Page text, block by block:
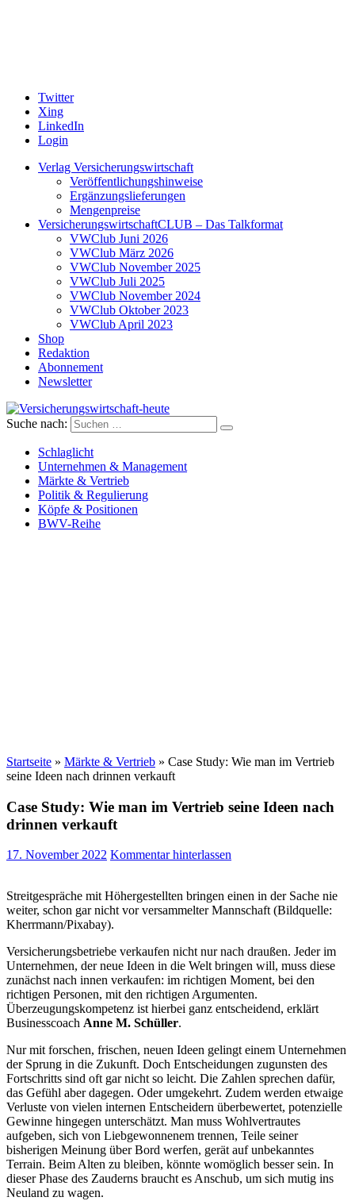
Twitter
Xing
LinkedIn
Login
Verlag Versicherungswirtschaft
Veröffentlichungshinweise
Ergänzungslieferungen
Mengenpreise
VersicherungswirtschaftCLUB – Das Talkformat
VWClub Juni 2026
VWClub März 2026
VWClub November 2025
VWClub Juli 2025
VWClub November 2024
VWClub Oktober 2023
VWClub April 2023
Shop
Redaktion
Abonnement
Newsletter
Versicherungswirtschaft-heute
Suche nach:
Schlaglicht
Unternehmen & Management
Märkte & Vertrieb
Politik & Regulierung
Köpfe & Positionen
BWV-Reihe
Startseite » Märkte & Vertrieb » Case Study: Wie man im Vertrieb
seine Ideen nach drinnen verkauft
Case Study: Wie man im Vertrieb seine Ideen nach
drinnen verkauft
17. November 2022 Kommentar hinterlassen
Streitgespräche mit Höhergestellten bringen einen in der Sache nie
weiter, schon gar nicht vor versammelter Mannschaft (Bildquelle:
Kherrmann/Pixabay).
Versicherungsbetriebe verkaufen nicht nur nach draußen. Jeder im
Unternehmen, der neue Ideen in die Welt bringen will, muss diese
zunächst nach innen verkaufen: im richtigen Moment, bei den
richtigen Personen, mit den richtigen Argumenten.
Überzeugungskompetenz ist hierbei ganz entscheidend, erklärt
Businesscoach Anne M. Schüller.
Nur mit forschen, frischen, neuen Ideen gelingt einem Unternehmen
der Sprung in die Zukunft. Doch Entscheidungen zugunsten des
Fortschritts sind oft gar nicht so leicht. Die Zahlen sprechen dafür,
das Gefühl aber dagegen. Oder umgekehrt. Zudem werden etwaige
Verluste von vielen internen Entscheidern überbewertet, potenzielle
Gewinne hingegen unterschätzt. Man muss Wohlvertrautes
aufgeben, sich von Liebgewonnenem trennen, Teile seiner
bisherigen Meinung über Bord werfen, gerät auf unbekanntes
Terrain. Beim Alten zu bleiben, könnte womöglich besser sein. In
dieser Phase des Zauderns braucht es Anschub, um sich mutig ins
Neuland zu wagen.